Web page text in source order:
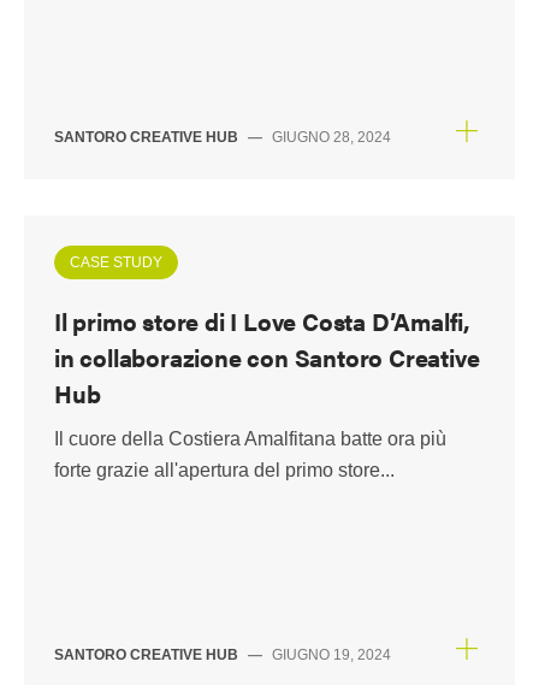
SANTORO CREATIVE HUB — GIUGNO 28, 2024
CASE STUDY
Il primo store di I Love Costa D’Amalfi,
in collaborazione con Santoro Creative
Hub
Il cuore della Costiera Amalfitana batte ora più
forte grazie all'apertura del primo store...
SANTORO CREATIVE HUB — GIUGNO 19, 2024